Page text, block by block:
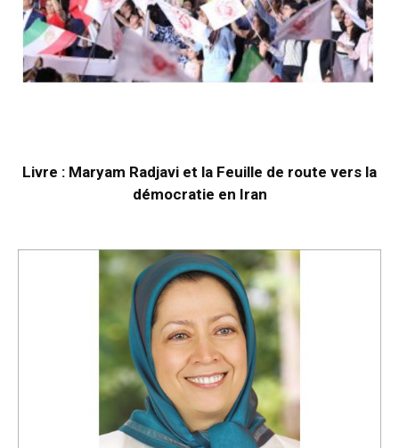
Livre : Maryam Radjavi et la Feuille de route vers la
démocratie en Iran